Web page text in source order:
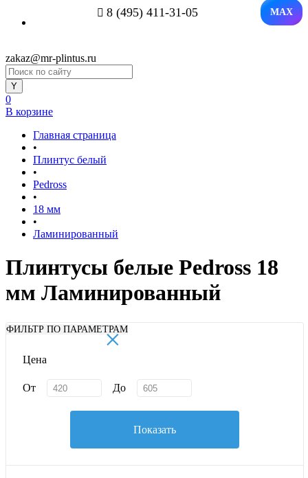
8 (495) 411-31-05 MAX
zakaz@mr-plintus.ru
0
В корзине
Главная страница
•
Плинтус белый
•
Pedross
•
18 мм
•
Ламинированный
Плинтусы белые Pedross 18
мм Ламинированный
ФИЛЬТР ПО ПАРАМЕТРАМ
×
Цена
От До
Показать